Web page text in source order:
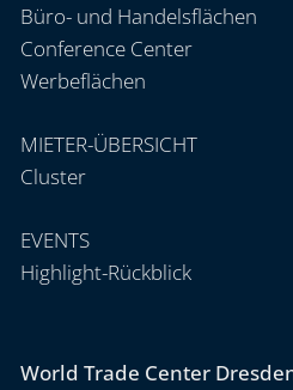
Büro- und Handelsflächen
Conference Center
Werbeflächen
MIETER-ÜBERSICHT
Cluster
EVENTS
Highlight-Rückblick
World Trade Center